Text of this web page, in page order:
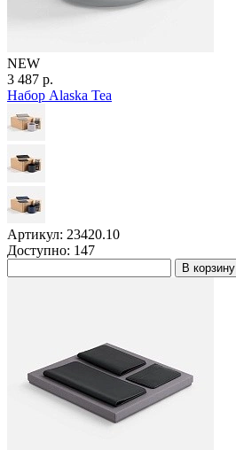
NEW
3 487 р.
Набор Alaska Tea
Артикул: 23420.10
Доступно: 147
В корзину